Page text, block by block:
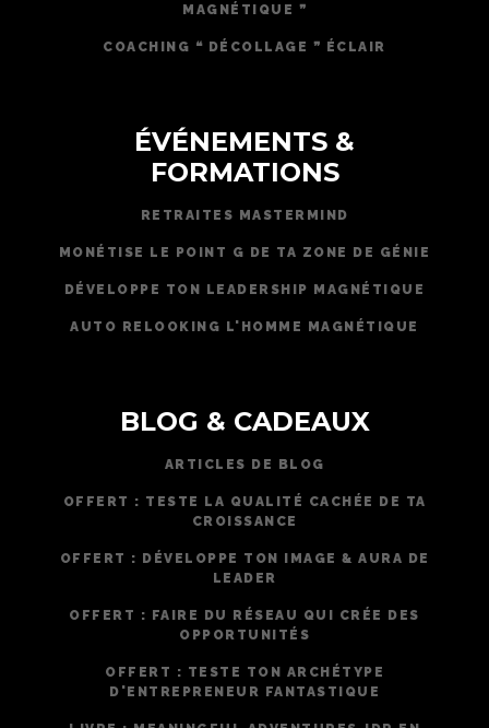
MAGNÉTIQUE ❞
COACHING ❝ DÉCOLLAGE ❞ ÉCLAIR
ÉVÉNEMENTS &
FORMATIONS
RETRAITES MASTERMIND
MONÉTISE LE POINT G DE TA ZONE DE GÉNIE
DÉVELOPPE TON LEADERSHIP MAGNÉTIQUE
AUTO RELOOKING L'HOMME MAGNÉTIQUE
BLOG & CADEAUX
ARTICLES DE BLOG
OFFERT : TESTE LA QUALITÉ CACHÉE DE TA
CROISSANCE
OFFERT : DÉVELOPPE TON IMAGE & AURA DE
LEADER
OFFERT : FAIRE DU RÉSEAU QUI CRÉE DES
OPPORTUNITÉS
OFFERT : TESTE TON ARCHÉTYPE
D'ENTREPRENEUR FANTASTIQUE